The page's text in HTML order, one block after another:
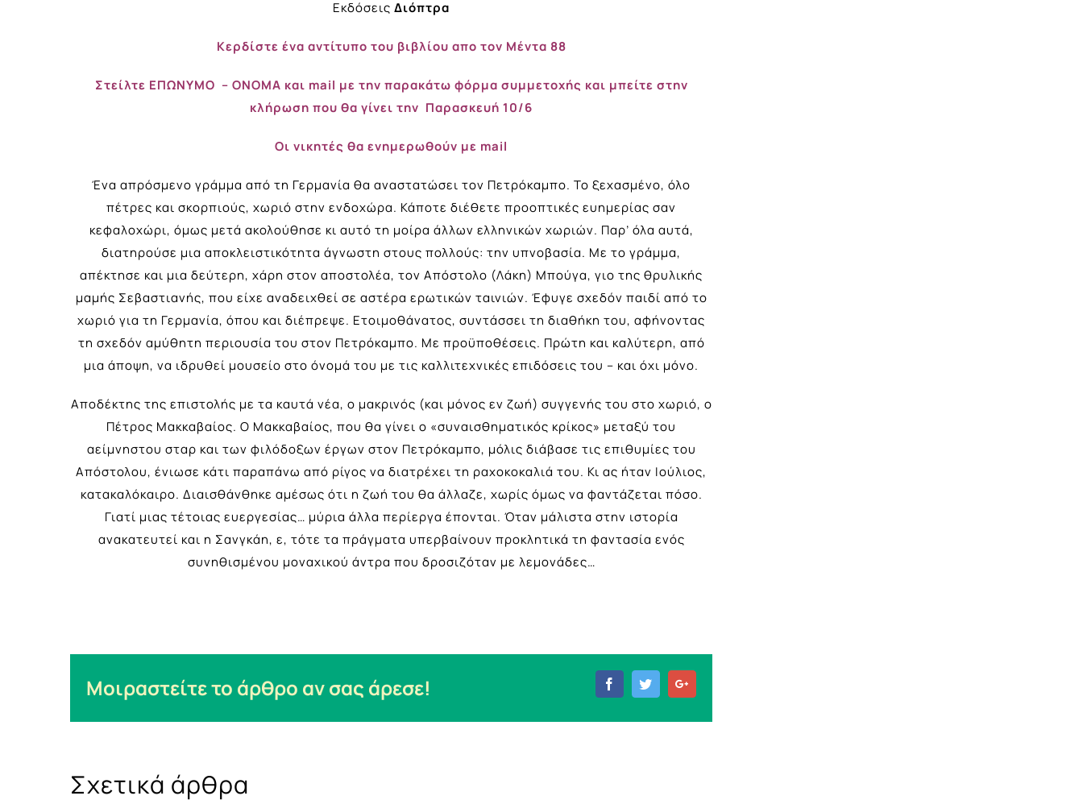
ΕκδόσειςΔιόπτρα
Κερδίστε ένα αντίτυπο του βιβλίου απο τον Μέντα 88
Στείλτε ΕΠΩΝΥΜΟ – ΟΝΟΜΑ και mail με την παρακάτω φόρμα συμμετοχής και μπείτε στην
κλήρωση που θα γίνει την Παρασκευή 10/6
Οι νικητές θα ενημερωθούν με mail
Ένα απρόσμενο γράμμα από τη Γερμανία θα αναστατώσει τον Πετρόκαμπο. Το ξεχασμένο, όλο
πέτρες και σκορπιούς, χωριό στην ενδοχώρα. Κάποτε διέθετε προοπτικές ευημερίας σαν
κεφαλοχώρι, όμως μετά ακολούθησε κι αυτό τη μοίρα άλλων ελληνικών χωριών. Παρ’ όλα αυτά,
διατηρούσε μια αποκλειστικότητα άγνωστη στους πολλούς: την υπνοβασία. Με το γράμμα,
απέκτησε και μια δεύτερη, χάρη στον αποστολέα, τον Απόστολο (Λάκη) Μπούγα, γιο της θρυλικής
μαμής Σεβαστιανής, που είχε αναδειχθεί σε αστέρα ερωτικών ταινιών. Έφυγε σχεδόν παιδί από το
χωριό για τη Γερμανία, όπου και διέπρεψε. Ετοιμοθάνατος, συντάσσει τη διαθήκη του, αφήνοντας
τη σχεδόν αμύθητη περιουσία του στον Πετρόκαμπο. Με προϋποθέσεις. Πρώτη και καλύτερη, από
μια άποψη, να ιδρυθεί μουσείο στο όνομά του με τις καλλιτεχνικές επιδόσεις του – και όχι μόνο.
Αποδέκτης της επιστολής με τα καυτά νέα, ο μακρινός (και μόνος εν ζωή) συγγενής του στο χωριό, ο
Πέτρος Μακκαβαίος. Ο Μακκαβαίος, που θα γίνει ο «συναισθηματικός κρίκος» μεταξύ του
αείμνηστου σταρ και των φιλόδοξων έργων στον Πετρόκαμπο, μόλις διάβασε τις επιθυμίες του
Απόστολου, ένιωσε κάτι παραπάνω από ρίγος να διατρέχει τη ραχοκοκαλιά του. Κι ας ήταν Ιούλιος,
κατακαλόκαιρο. Διαισθάνθηκε αμέσως ότι η ζωή του θα άλλαζε, χωρίς όμως να φαντάζεται πόσο.
Γιατί μιας τέτοιας ευεργεσίας… μύρια άλλα περίεργα έπονται. Όταν μάλιστα στην ιστορία
ανακατευτεί και η Σανγκάη, ε, τότε τα πράγματα υπερβαίνουν προκλητικά τη φαντασία ενός
συνηθισμένου μοναχικού άντρα που δροσιζόταν με λεμονάδες…
Μοιραστείτε το άρθρο αν σας άρεσε! FacebookTwitter
Σχετικά άρθρα